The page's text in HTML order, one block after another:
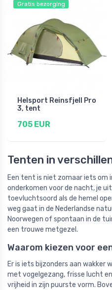
Gratis bezorging
Helsport Reinsfjell Pro
3, tent
705 EUR
Tenten in
Een tent is niet zomaar iets om
onderkomen voor de nacht, je
toevluchtsoord als de hemel
weg gaat in de Nederlandse
Noorwegen of spontaan in de
een trouwe metgezel.
Waarom kiezen voor
Er is iets bijzonders aan wakker
met vogelgezang, frisse lucht
vrijheid in zijn puurste vorm.